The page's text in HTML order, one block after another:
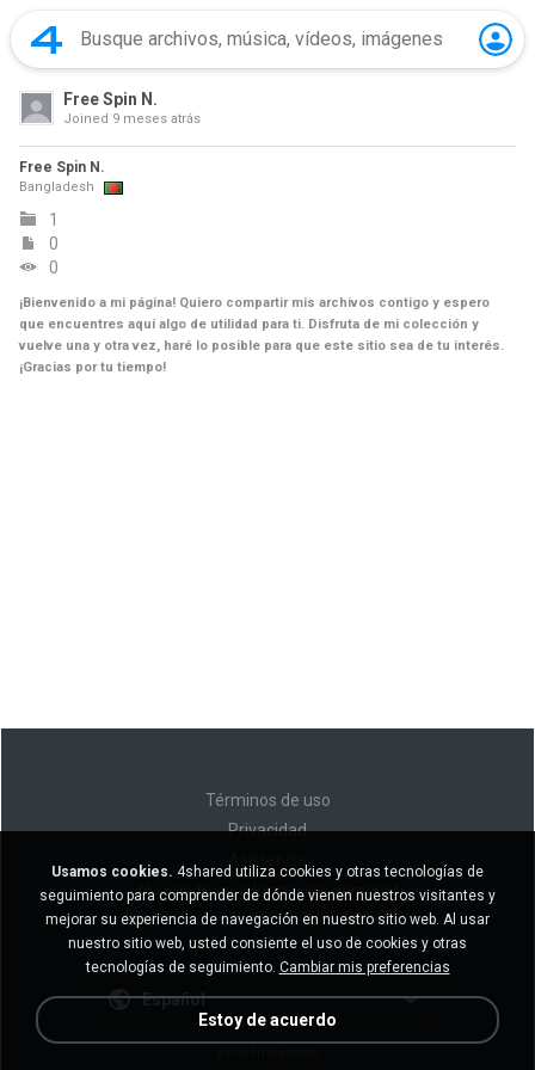
Free Spin N.
Joined 9 meses atrás
Free Spin N.
Bangladesh
1
0
0
¡Bienvenido a mi página! Quiero compartir mis archivos contigo y espero
que encuentres aquí algo de utilidad para ti. Disfruta de mi colección y
vuelve una y otra vez, haré lo posible para que este sitio sea de tu interés.
¡Gracias por tu tiempo!
Términos de uso
Privacidad
No venda mi información personal
No comparta mi información personal
Español
Usamos cookies. 4shared utiliza cookies y otras tecnologías de
seguimiento para comprender de dónde vienen nuestros visitantes y
mejorar su experiencia de navegación en nuestro sitio web. Al usar
nuestro sitio web, usted consiente el uso de cookies y otras
tecnologías de seguimiento. Cambiar mis preferencias
Estoy de acuerdo